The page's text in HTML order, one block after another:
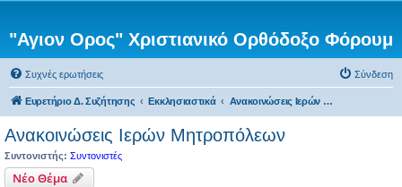
"Αγιον Ορος" Χριστιανικό Ορθόδοξο Φόρουμ
Συχνές ερωτήσεις Σύνδεση
Ευρετήριο Δ. Συζήτησης Εκκλησιαστικά Ανακοινώσεις Ιερών Μητροπόλεων
Ανακοινώσεις Ιερών Μητροπόλεων
Συντονιστής: Συντονιστές
Νέο Θέμα